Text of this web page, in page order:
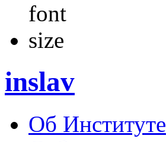
inslav
Об Институте